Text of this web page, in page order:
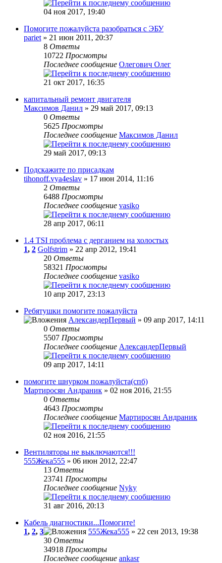
04 ноя 2017, 19:40
Помогите пожалуйста разобраться с ЭБУ
pariet » 21 июн 2011, 20:37
8 Ответы
10722 Просмотры
Последнее сообщение Олегович Олег
21 окт 2017, 16:35
капитальный ремонт двигателя
Максимов Данил » 29 май 2017, 09:13
0 Ответы
5625 Просмотры
Последнее сообщение Максимов Данил
29 май 2017, 09:13
Подскажите по присадкам
tihonoff.vya4eslav » 17 июн 2014, 11:16
2 Ответы
6488 Просмотры
Последнее сообщение vasiko
28 апр 2017, 06:11
1.4 TSI проблема с дерганием на холостых
1, 2 Golfstrim » 22 апр 2012, 19:41
20 Ответы
58321 Просмотры
Последнее сообщение vasiko
10 апр 2017, 23:13
Ребятушки помогите пожалуйста
АлександерПервый » 09 апр 2017, 14:11
0 Ответы
5507 Просмотры
Последнее сообщение АлександерПервый
09 апр 2017, 14:11
помогите шнурком пожалуйста(спб)
Мартиросян Андраник » 02 ноя 2016, 21:55
0 Ответы
4643 Просмотры
Последнее сообщение Мартиросян Андраник
02 ноя 2016, 21:55
Вентиляторы не выключаются!!!
555Жека555 » 06 июн 2012, 22:47
13 Ответы
23741 Просмотры
Последнее сообщение Nyky
31 авг 2016, 20:13
Кабель диагностики...Помогите!
1, 2, 3 555Жека555 » 22 сен 2013, 19:38
30 Ответы
34918 Просмотры
Последнее сообщение ankasr